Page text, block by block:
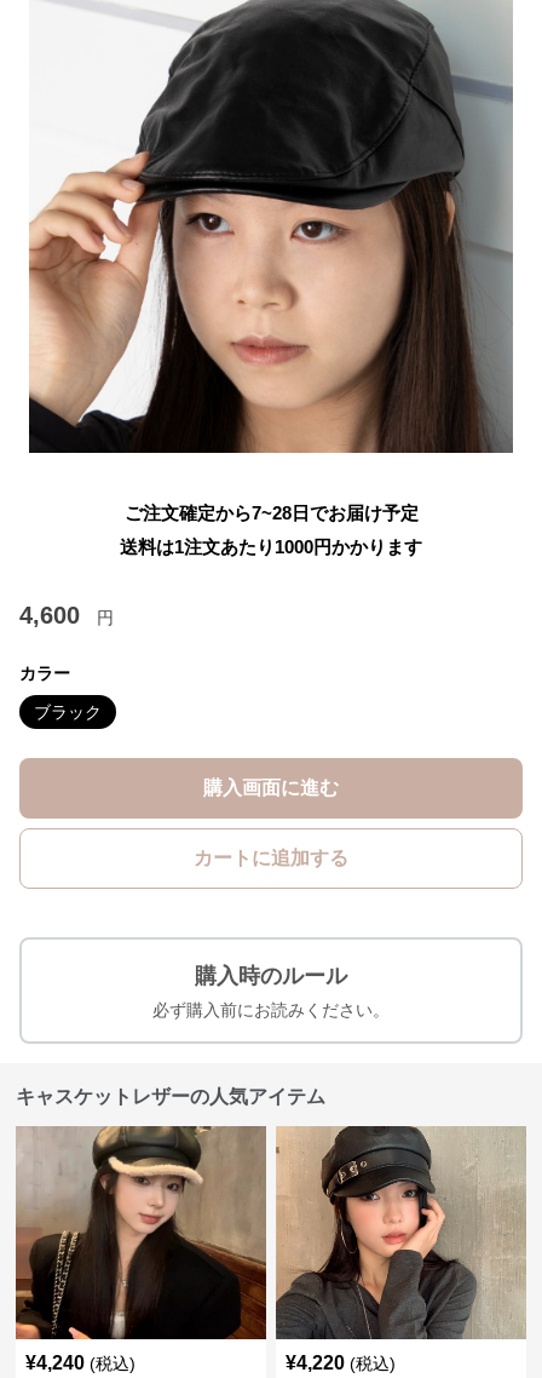
ご注文確定から7~28日でお届け予定
送料は1注文あたり 1000円かかります
4,600 円
カラー
ブラック
購入画面に進む
カートに追加する
購入時のルール
必ず購入前にお読みください。
キャスケットレザーの人気アイテム
¥4,240 (税込) ¥4,220 (税込)